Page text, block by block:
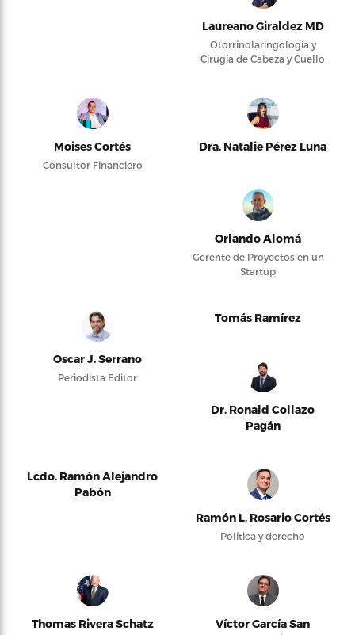
Laureano Giraldez MD
Otorrinolaringología y
Cirugía de Cabeza y Cuello
Moises Cortés
Consultor Financiero
Dra. Natalie Pérez Luna
Orlando Alomá
Gerente de Proyectos en un
Startup
Oscar J. Serrano
Periodista Editor
Tomás Ramírez
Dr. Ronald Collazo
Pagán
Lcdo. Ramón Alejandro
Pabón
Ramón L. Rosario Cortés
Política y derecho
Thomas Rivera Schatz
Víctor García San